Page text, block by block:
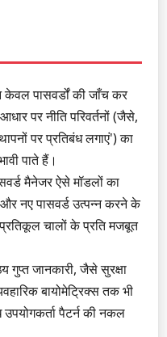
पासवर्डों की जाँच कर
पर नीति परिवर्तनों (जैसे,
पर प्रतिबंध लगाएं') का
पाते हैं।
मैनेजर ऐसे मॉडलों का
नए पासवर्ड उत्पन्न करने के
चालों के प्रति मजबूत
गुप्त जानकारी, जैसे सुरक्षा
बायोमेट्रिक्स तक भी
पैटर्न की नकल